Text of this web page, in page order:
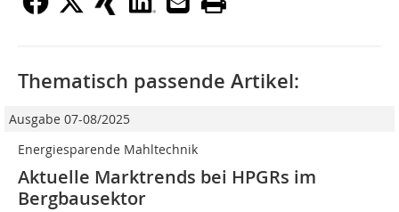
Thematisch passende Artikel:
Ausgabe 07-08/2025
Energiesparende Mahltechnik
Aktuelle Marktrends bei HPGRs im
Bergbausektor